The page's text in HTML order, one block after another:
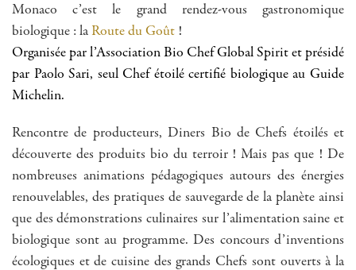
Monaco c’est le grand rendez-vous gastronomique
biologique : la Route du Goût !
Organisée par l’Association Bio Chef Global Spirit et présidé
par Paolo Sari, seul Chef étoilé certifié biologique au Guide
Michelin.
Rencontre de producteurs, Diners Bio de Chefs étoilés et
découverte des produits bio du terroir ! Mais pas que ! De
nombreuses animations pédagogiques autours des énergies
renouvelables, des pratiques de sauvegarde de la planète ainsi
que des démonstrations culinaires sur l’alimentation saine et
biologique sont au programme. Des concours d’inventions
écologiques et de cuisine des grands Chefs sont ouverts à la